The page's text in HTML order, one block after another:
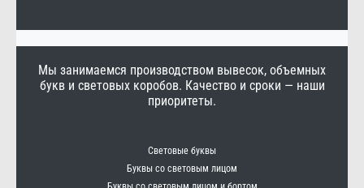
Мы занимаемся производством вывесок, объемных
букв и световых коробов. Качество и сроки — наши
приоритеты.
Световые буквы
Буквы со световым лицом